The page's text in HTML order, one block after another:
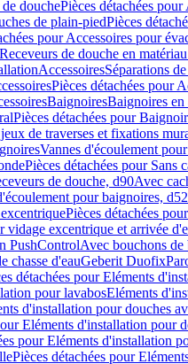
douchePièces détachées
de plain-piedPièces
pour Accessoires pour
Receveurs de douche en
AccessoiresSéparations
Pièces détachées pour
BaignoiresBaignoires
Pièces détachées pour
de traverses et fixations
Vannes d'écoulement
Pièces détachées pour Sans
de douche, d90Avec
pour baignoires, d52
Pièces détachées
excentrique et arrivée
PushControlAvec bouchons de
chasse d'eauGeberit Duofix
détachées pour Eléments
pour lavabosEléments
d'installation pour douches
Eléments d'installation pour
pour Eléments d'installation
Pièces détachées pour